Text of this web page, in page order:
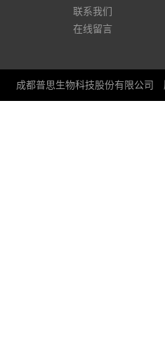
联系我们
在线留言
成都普思生物科技股份有限公司